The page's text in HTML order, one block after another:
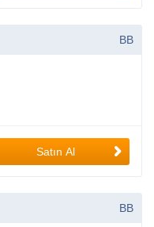
BB
Satın Al
BB